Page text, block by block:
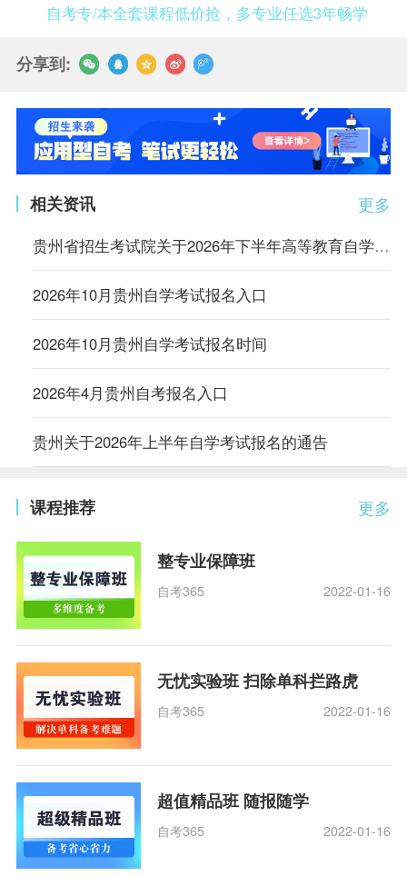
自考专/本全套课程低价抢，多专业任选3年畅学
分享到:
更多
相关资讯
贵州省招生考试院关于2026年下半年高等教育自学考试报名的通告
2026年10月贵州自学考试报名入口
2026年10月贵州自学考试报名时间
2026年4月贵州自考报名入口
贵州关于2026年上半年自学考试报名的通告
更多
课程推荐
整专业保障班
自考365 2022-01-16
无忧实验班 扫除单科拦路虎
自考365 2022-01-16
超值精品班 随报随学
自考365 2022-01-16